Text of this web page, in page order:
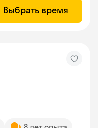
Выбрать время